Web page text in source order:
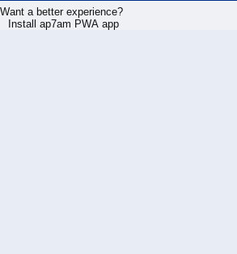
Want a better experience?
Install ap7am PWA app